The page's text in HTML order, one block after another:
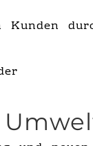
Kunden